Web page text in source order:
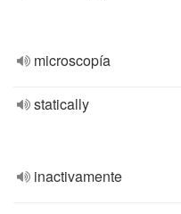
microscopía
statically
inactivamente